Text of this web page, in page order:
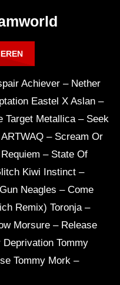
Achiever – Nether
Eastel X Aslan –
Target Metallica – Seek
– Scream Or
– State Of
Kiwi Instinct –
Neagles – Come
Remix) Toronja –
Morsure – Release
Tommy
Tommy Mork –